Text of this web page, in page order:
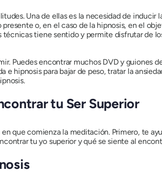
Una de ellas es la necesidad de inducir
o, en el caso de la hipnosis, en el
tiene sentido y permite disfrutar de
Puedes encontrar muchos DVD y guiones
hipnosis para bajar de peso, tratar la
tu Ser Superior
que comienza la meditación. Primero, te
tu yo superior y qué se siente al